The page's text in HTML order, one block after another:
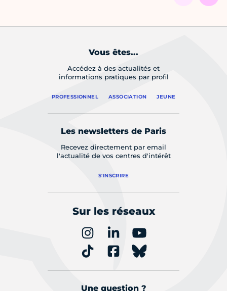
Vous êtes...
Accédez à des actualités et
informations pratiques par profil
PROFESSIONNEL ASSOCIATION JEUNE
Les newsletters de Paris
Recevez directement par email
l'actualité de vos centres d'intérêt
S'INSCRIRE
Sur les réseaux
Une question ?